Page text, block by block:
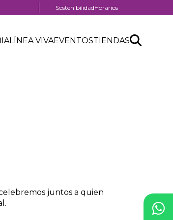
Menú
SostenibilidadHorarios
LÍNEA VIVAEVENTOSTIENDASSearch
Buscar
juntos a quien